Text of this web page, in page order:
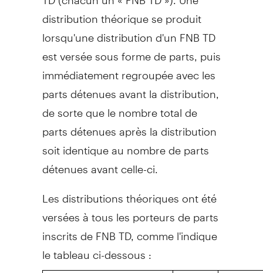
distribution théorique se produit
lorsqu'une distribution d'un FNB TD
est versée sous forme de parts, puis
immédiatement regroupée avec les
parts détenues avant la distribution,
de sorte que le nombre total de
parts détenues après la distribution
soit identique au nombre de parts
détenues avant celle-ci.
Les distributions théoriques ont été
versées à tous les porteurs de parts
inscrits de FNB TD, comme l'indique
le tableau ci-dessous :